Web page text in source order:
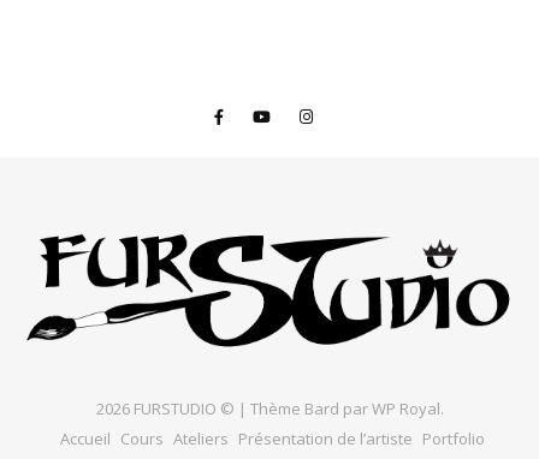
2026 FURSTUDIO © | Thème Bard parWP Royal.
Accueil Cours Ateliers Présentation de l’artiste Portfolio